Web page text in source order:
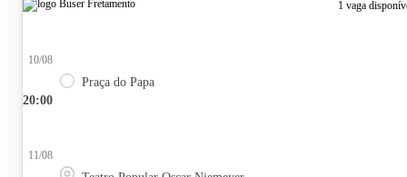
1 vaga
20:00
10/08
Praça do Papa
11/08